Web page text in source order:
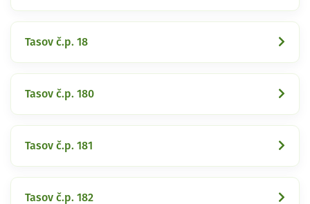
Tasov č.p. 18
Tasov č.p. 180
Tasov č.p. 181
Tasov č.p. 182